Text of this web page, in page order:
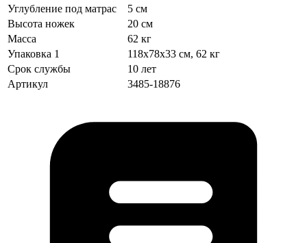
Углубление под матрас
5 см
Высота ножек
20 см
Масса
62 кг
Упаковка 1
118х78х33 см, 62 кг
Срок службы
10 лет
Артикул
3485-18876